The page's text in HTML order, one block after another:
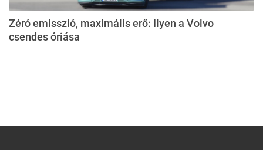
Zéró emisszió, maximális erő: Ilyen a Volvo
csendes óriása